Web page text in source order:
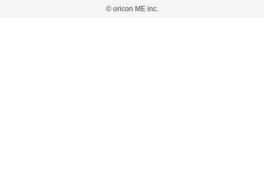
弊社の見解・ 意見ではないことをご理解いただいた上でご覧ください。
このサイトでは Cookie を使用して、ユーザーに合わせたコンテンツや広告の表示、ソー
© oricon ME inc.